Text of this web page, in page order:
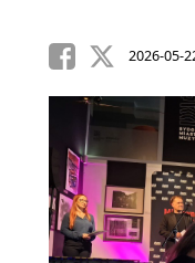
2026-05-